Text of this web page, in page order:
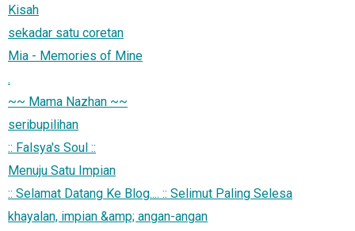
Kisah
sekadar satu coretan
Mia - Memories of Mine
.
~~ Mama Nazhan ~~
seribupilihan
:: Falsya's Soul ::
Menuju Satu Impian
:: Selamat Datang Ke Blog.... :: Selimut Paling Selesa
khayalan, impian &amp; angan-angan